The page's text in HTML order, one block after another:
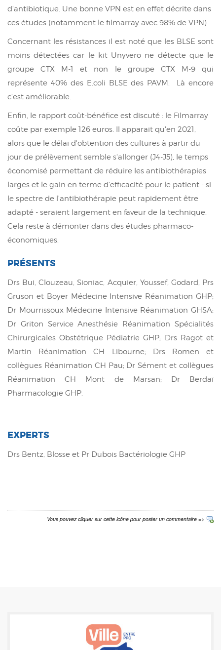
d'antibiotique. Une bonne VPN est en effet décrite dans
ces études (notamment le filmarray avec 98% de VPN)
Concernant les résistances il est noté que les BLSE sont
moins détectées car le kit Unyvero ne détecte que le
groupe CTX M-1 et non le groupe CTX M-9 qui
représente 40% des E.coli BLSE des PAVM.
Là encore
c'est améliorable.
Enfin, le rapport coût-bénéfice est discuté : le Filmarray
coûte par exemple 126 euros. Il apparait qu'en 2021,
alors que le délai d'obtention des cultures à partir du
jour de prélèvement semble s'allonger (J4-J5), le temps
économisé permettant de réduire les antibiothérapies
larges et le gain en terme d'efficacité pour le patient - si
le spectre de l'antibiothérapie peut rapidement être
adapté - seraient largement en faveur de la technique.
Cela reste à démonter dans des études pharmaco-
économiques.
PRÉSENTS
Drs Bui, Clouzeau, Sioniac, Acquier, Youssef, Godard, Prs
Gruson et Boyer Médecine Intensive Réanimation GHP;
Dr Mourrissoux Médecine Intensive Réanimation GHSA;
Dr Griton Service Anesthésie Réanimation Spécialités
Chirurgicales Obstétrique Pédiatrie GHP; Drs Ragot et
Martin Réanimation CH Libourne; Drs Romen et
collègues Réanimation CH Pau; Dr Sément et collègues
Réanimation CH Mont de Marsan; Dr Berdaï
Pharmacologie GHP.
EXPERTS
Drs Bentz, Blosse et Pr Dubois Bactériologie GHP